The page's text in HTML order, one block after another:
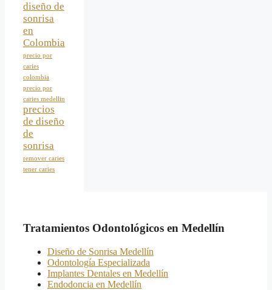
diseño de
sonrisa
en
Colombia
precio por
caries
colombia
precio por
caries medellin
precios
de diseño
de
sonrisa
remover caries
tener caries
Tratamientos Odontológicos en Medellín
Diseño de Sonrisa Medellín
Odontología Especializada
Implantes Dentales en Medellín
Endodoncia en Medellín